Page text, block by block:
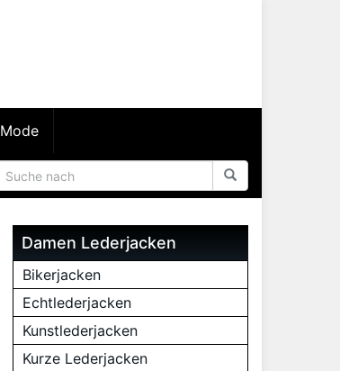
Mode
Damen Lederjacken
Bikerjacken
Echtlederjacken
Kunstlederjacken
Kurze Lederjacken